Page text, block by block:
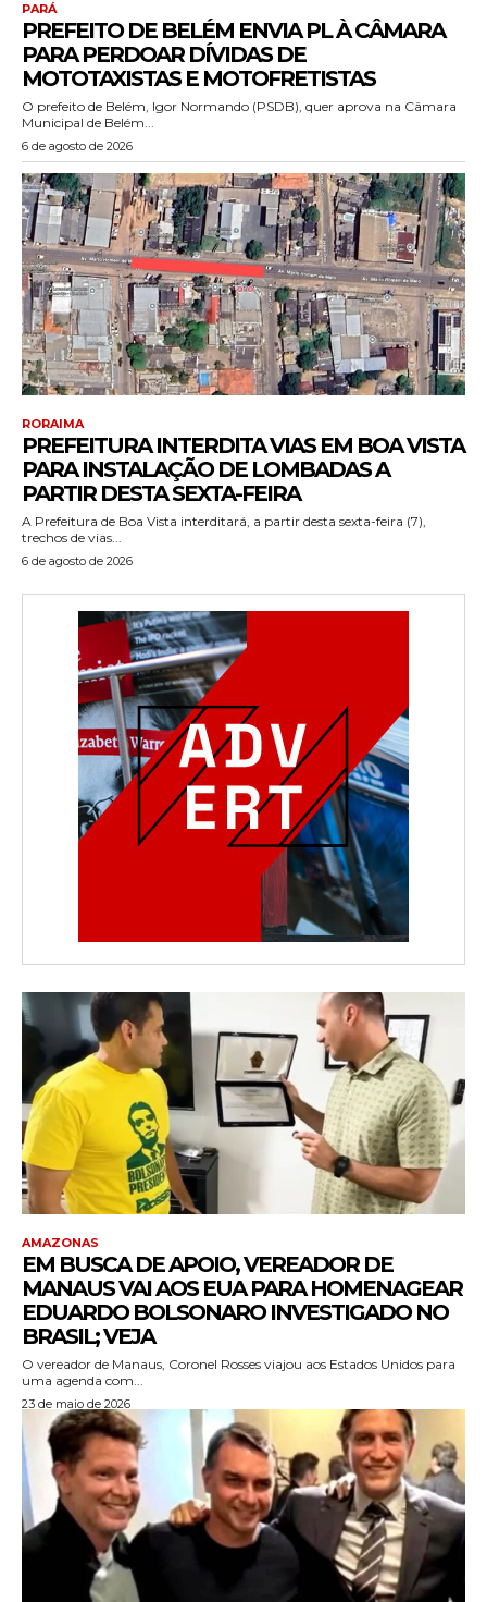
PARÁ
PREFEITO DE BELÉM ENVIA PL À CÂMARA
PARA PERDOAR DÍVIDAS DE
MOTOTAXISTAS E MOTOFRETISTAS
O prefeito de Belém, Igor Normando (PSDB), quer aprova na Câmara
Municipal de Belém...
6 de agosto de 2026
RORAIMA
PREFEITURA INTERDITA VIAS EM BOA VISTA
PARA INSTALAÇÃO DE LOMBADAS A
PARTIR DESTA SEXTA-FEIRA
A Prefeitura de Boa Vista interditará, a partir desta sexta-feira (7),
trechos de vias...
6 de agosto de 2026
AMAZONAS
EM BUSCA DE APOIO, VEREADOR DE
MANAUS VAI AOS EUA PARA HOMENAGEAR
EDUARDO BOLSONARO INVESTIGADO NO
BRASIL; VEJA
O vereador de Manaus, Coronel Rosses viajou aos Estados Unidos para
uma agenda com...
23 de maio de 2026